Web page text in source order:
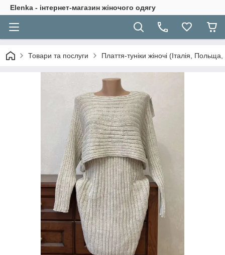
Elenka - інтернет-магазин жіночого одягу
Товари та послуги Плаття-туніки жіночі (Італія,